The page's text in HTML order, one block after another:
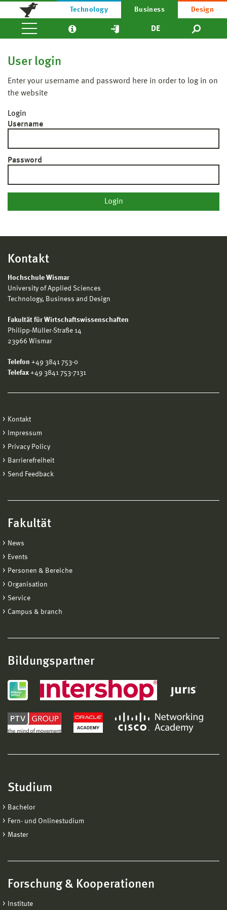
Technology Business Design
DE
User login
Enter your username and password here in order to log in on
the website
Login
Username
Password
Kontakt
Hochschule Wismar
University of Applied Sciences
Technology, Business and Design
Fakultät für Wirtschaftswissenschaften
Philipp-Müller-Straße 14
23966 Wismar
Telefon +49 3841 753-0
Telefax +49 3841 753-7131
Kontakt
Impressum
Privacy Policy
Barrierefreiheit
Send Feedback
Fakultät
News
Events
Personen & Bereiche
Organisation
Service
Campus & branch
Bildungspartner
Studium
Bachelor
Fern- und Onlinestudium
Master
Forschung & Kooperationen
Institute